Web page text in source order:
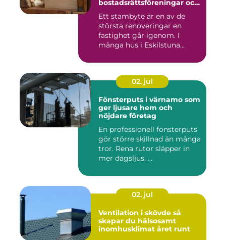
bostadsrättsföreningar och
Ett stambyte är en av de
största renoveringar en
fastighet går igenom. I
många hus i Eskilstuna
02. jul
Fönsterputs i värnamo som
ger ljusare hem och
nöjdare företag
En professionell fönsterputs
gör större skillnad än många
tror. Rena rutor släpper in
mer dagsljus, ...
02. jul
Ventilation i skövde så
skapar du hälsosamt
inomhusklimat året runt